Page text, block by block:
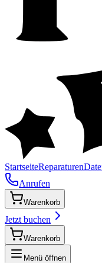
StartseiteReparaturen
Anrufen
Warenkorb
Jetzt buchen
Warenkorb
Menü öffnen